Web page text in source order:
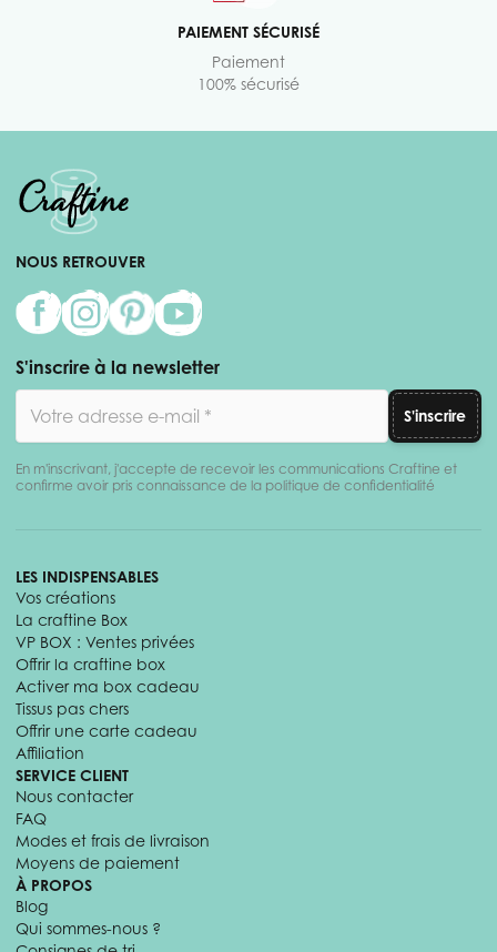
PAIEMENT SÉCURISÉ
Paiement
100% sécurisé
NOUS RETROUVER
S'inscrire à la newsletter
S'inscrire
En m'inscrivant, j'accepte de recevoir les communications Craftine et
confirme avoir pris connaissance de la politique de confidentialité
LES INDISPENSABLES
Vos créations
La craftine Box
VP BOX : Ventes privées
Offrir la craftine box
Activer ma box cadeau
Tissus pas chers
Offrir une carte cadeau
Affiliation
SERVICE CLIENT
Nous contacter
FAQ
Modes et frais de livraison
Moyens de paiement
À PROPOS
Blog
Qui sommes-nous ?